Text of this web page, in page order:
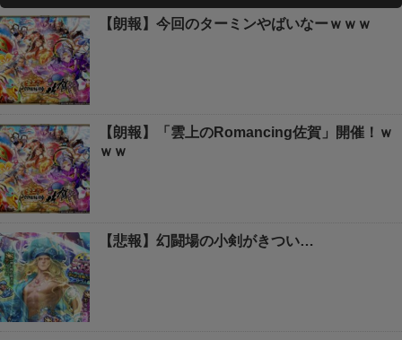
【朗報】今回のターミンやばいなーｗｗｗ
【朗報】「雲上のRomancing佐賀」開催！ｗ
ｗｗ
【悲報】幻闘場の小剣がきつい…